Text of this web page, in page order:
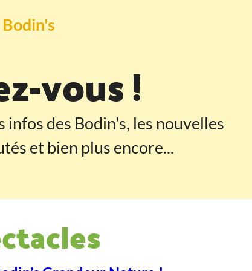
Passer au pied de page
vous !
infos des Bodin's, les nouvelles
et bien plus encore...